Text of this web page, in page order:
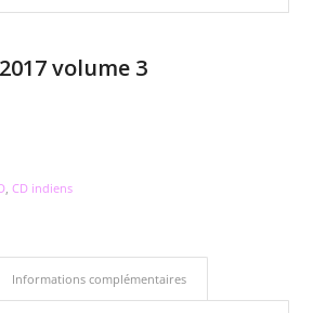
volume 3
, CD indiens
Informations complémentaires